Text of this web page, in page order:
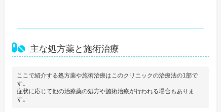
主な処方薬と施術治療
ここで紹介する処方薬や施術治療はこのクリニックの治療法の1部で
す。
症状に応じて他の治療薬の処方や施術治療が行われる場合もありま
す。